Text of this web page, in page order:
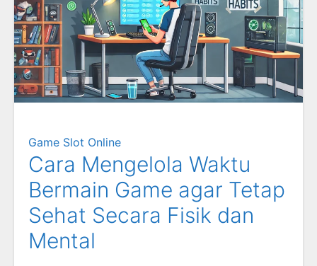
Game Slot Online
Cara Mengelola Waktu
Bermain Game agar Tetap
Sehat Secara Fisik dan
Mental